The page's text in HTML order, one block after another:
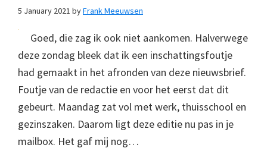
5 January 2021 byFrank Meeuwsen
Goed, die zag ik ook niet aankomen. Halverwege
deze zondag bleek dat ik een inschattingsfoutje
had gemaakt in het afronden van deze nieuwsbrief.
Foutje van de redactie en voor het eerst dat dit
gebeurt. Maandag zat vol met werk, thuisschool en
gezinszaken. Daarom ligt deze editie nu pas in je
mailbox. Het gaf mij nog…